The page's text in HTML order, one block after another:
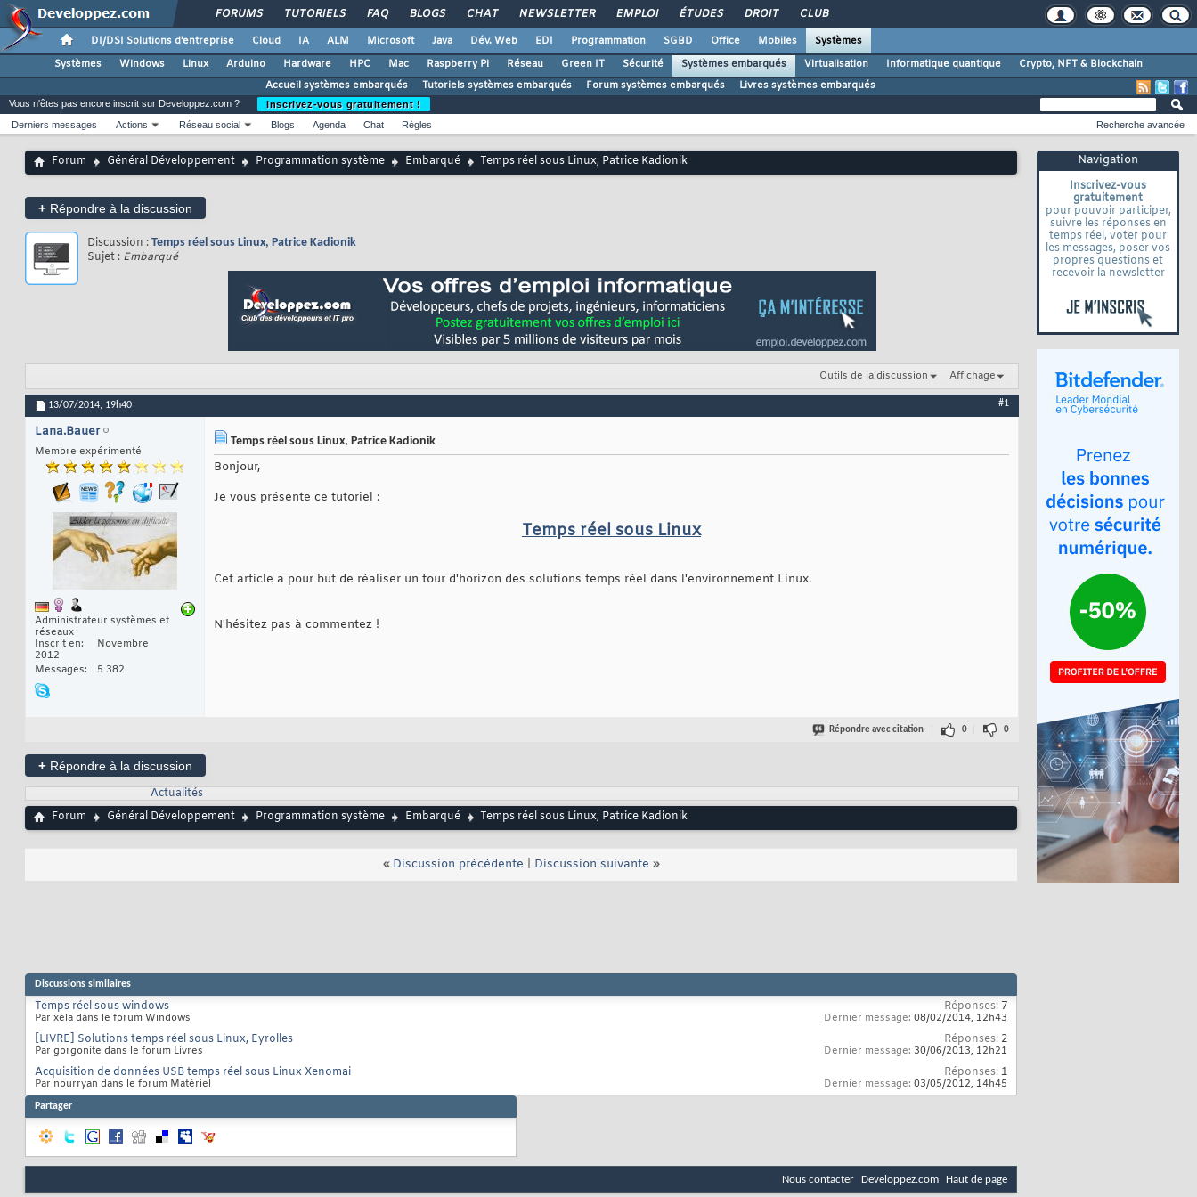
FORUMS TUTORIELS FAQ BLOGS CHAT NEWSLETTER EMPLOI ÉTUDES DROIT CLUB
DI/DSI Solutions d'entreprise Cloud IA ALM Microsoft Java Dév. Web EDI Programmation SGBD Office Mobiles
Systèmes
Systèmes
Windows Linux Arduino Hardware HPC Mac Raspberry Pi Réseau Green IT Sécurité Systèmes embarqués Virtualisation Informatique quantique
Crypto, NFT & Blockchain
Accueil systèmes embarqués
Tutoriels systèmes embarqués Forum systèmes embarqués Livres systèmes embarqués
Navigation
Inscrivez-vous
gratuitement
pour pouvoir participer,
suivre les réponses en
temps réel, voter pour
les messages, poser vos
propres questions et
recevoir la newsletter
Vous n'êtes pas encore inscrit sur Developpez.com ?
Inscrivez-vous gratuitement !
Derniers messages
Actions Réseau social Blogs Agenda Chat Règles Recherche avancée
Forum Général Développement Programmation système Embarqué Temps réel sous Linux, Patrice Kadionik
+ Répondre à la discussion
Discussion : Temps réel sous Linux, Patrice Kadionik
Sujet : Embarqué
Outils de la discussion Affichage
13/07/2014, 19h40 #1
Lana.Bauer
Membre expérimenté
Administrateur systèmes et
réseaux
Inscrit en
Novembre
2012
Messages
5 382
Temps réel sous Linux, Patrice Kadionik
Bonjour,
Je vous présente ce tutoriel :
Temps réel sous Linux
Cet article a pour but de réaliser un tour d'horizon des solutions temps réel dans l'environnement Linux.
N'hésitez pas à commentez !
Répondre avec citation 0 0
+ Répondre à la discussion
Actualités
Forum
Général Développement Programmation système Embarqué Temps réel sous Linux, Patrice Kadionik
« Discussion précédente Discussion suivante »
Discussions similaires
Temps réel sous windows
Par xela dans le forum Windows
Réponses: 7
Dernier message: 08/02/2014, 12h43
[LIVRE] Solutions temps réel sous Linux, Eyrolles
Par gorgonite dans le forum Livres
Réponses: 2
Dernier message: 30/06/2013, 12h21
Acquisition de données USB temps réel sous Linux Xenomai
Par nourryan dans le forum Matériel
Réponses: 1
Dernier message: 03/05/2012, 14h45
Partager
Nous contacter Developpez.com Haut de page